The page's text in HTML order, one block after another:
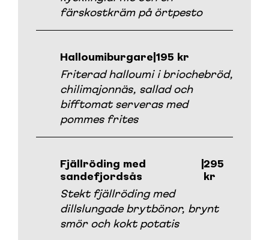
färskostkräm på örtpesto
Halloumiburgare 195 kr
Friterad halloumi i briochebröd,
chilimajonnäs, sallad och
bifftomat serveras med
pommes frites
Fjällröding med
sandefjordsås
|295
kr
Stekt fjällröding med
dillslungade brytbönor, brynt
smör och kokt potatis